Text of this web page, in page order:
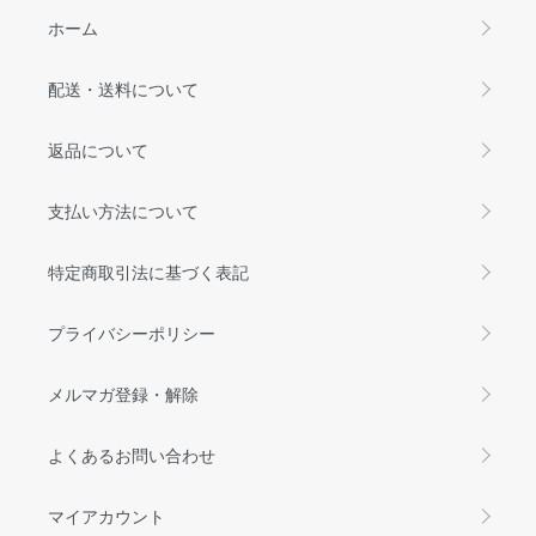
ホーム
配送・送料について
返品について
支払い方法について
特定商取引法に基づく表記
プライバシーポリシー
メルマガ登録・解除
よくあるお問い合わせ
マイアカウント